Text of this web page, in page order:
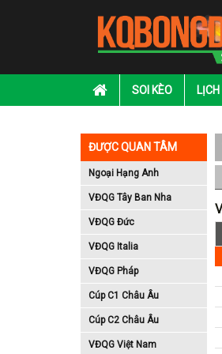
SOI KÈO LỊCH
ĐƯỢC QUAN TÂM
Ngoại Hạng Anh
VĐQG Tây Ban Nha
VĐQG Đức
VĐQG Italia
VĐQG Pháp
Cúp C1 Châu Âu
Cúp C2 Châu Âu
VĐQG Việt Nam